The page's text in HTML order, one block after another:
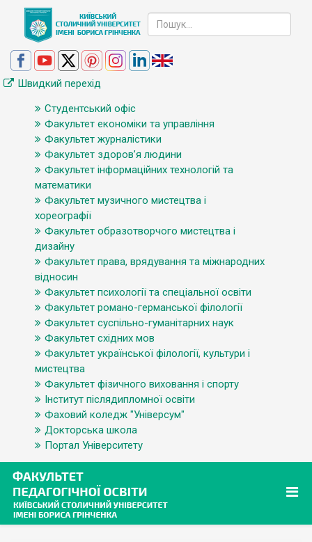
Швидкий перехід
Студентський офіс
Факультет економіки та управління
Факультет журналістики
Факультет здоров’я людини
Факультет інформаційних технологій та
математики
Факультет музичного мистецтва і
хореографії
Факультет образотворчого мистецтва і
дизайну
Факультет права, врядування та міжнародних
відносин
Факультет психології та спеціальної освіти
Факультет романо-германської філології
Факультет суспільно-гуманітарних наук
Факультет східних мов
Факультет української філології, культури і
мистецтва
Факультет фізичного виховання і спорту
Інститут післядипломної освіти
Фаховий коледж "Універсум"
Докторська школа
Портал Університету